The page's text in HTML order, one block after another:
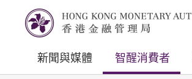
新聞與媒體 智醒消費者